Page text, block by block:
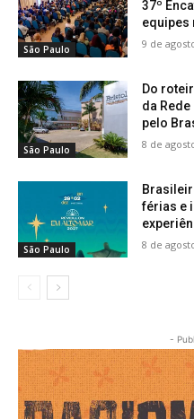
São Paulo
37º
equipes
9 de
São Paulo
Do
da
pelo
8 de
São Paulo
férias e
8 de
-